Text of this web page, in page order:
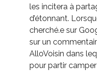
les incitera à
d’étonnant.
cherché.e sur
sur un
AlloVoisin dans
pour partir